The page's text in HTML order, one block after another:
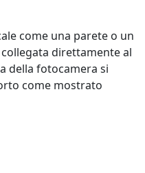
come una parete o un
direttamente al
della fotocamera si
come mostrato